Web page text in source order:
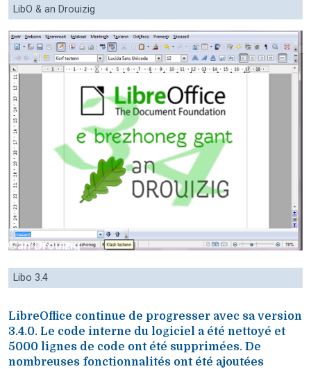
LibO & an Drouizig
Libo 3.4
LibreOffice continue de progresser avec sa version
3.4.0. Le code interne du logiciel a été nettoyé et
5000 lignes de code ont été supprimées. De
nombreuses fonctionnalités ont été ajoutées